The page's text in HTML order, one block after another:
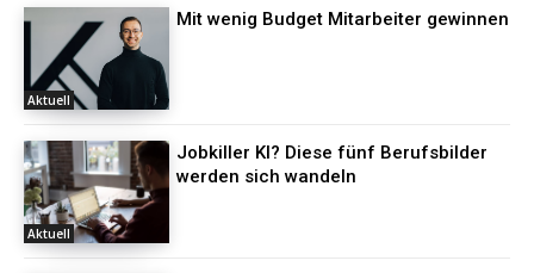
Aktuell
Mit wenig Budget Mitarbeiter gewinnen
Aktuell
Jobkiller KI? Diese fünf Berufsbilder
werden sich wandeln